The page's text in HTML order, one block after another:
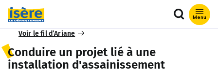
Menu
Que
Voir le fil d’Ariane
Conduire un projet lié à une
installation d'assainissement